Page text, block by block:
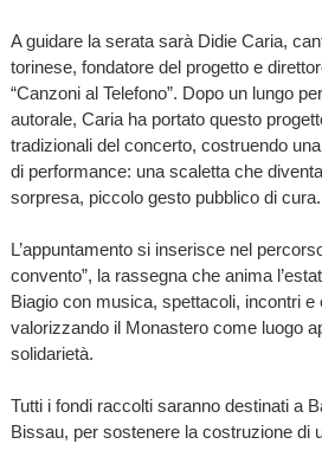
A guidare la serata sarà Didie Caria,
torinese, fondatore del progetto e
“Canzoni al Telefono”. Dopo un lungo
autorale, Caria ha portato questo
tradizionali del concerto, costruendo
di performance: una scaletta che
sorpresa, piccolo gesto pubblico di cura.
L’appuntamento si inserisce nel
convento”, la rassegna che anima
Biagio con musica, spettacoli, incontri
valorizzando il Monastero come luogo
solidarietà.
Tutti i fondi raccolti saranno destinati a
Bissau, per sostenere la costruzione di